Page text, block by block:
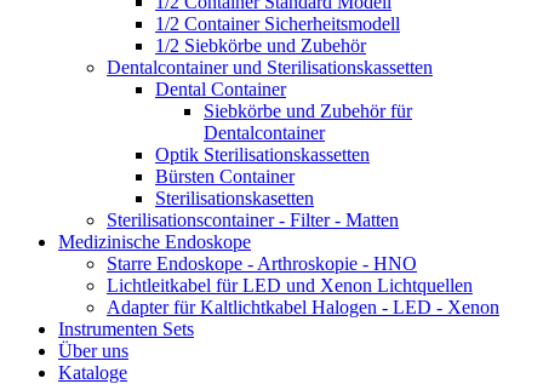
1/2 Container Sicherheitsmodell
1/2 Siebkörbe und Zubehör
Dentalcontainer und Sterilisationskassetten
Dental Container
Siebkörbe und Zubehör für
Dentalcontainer
Optik Sterilisationskassetten
Bürsten Container
Sterilisationskasetten
Sterilisationscontainer - Filter - Matten
Medizinische Endoskope
Starre Endoskope - Arthroskopie - HNO
Lichtleitkabel für LED und Xenon Lichtquellen
Adapter für Kaltlichtkabel Halogen - LED - Xenon
Instrumenten Sets
Über uns
Kataloge